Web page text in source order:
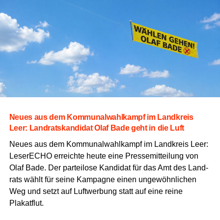
Neu­es aus dem Kom­mu­nal­wahl­kampf im Land­kreis
Leer: Land­rats­kan­di­dat Olaf Bade geht in die Luft
Neu­es aus dem Kom­mu­nal­wahl­kampf im Land­kreis Leer:
Lese­r­ECHO erreich­te heu­te eine Pres­se­mit­tei­lung von
Olaf Bade. Der par­tei­lo­se Kan­di­dat für das Amt des Land­
rats wählt für sei­ne Kam­pa­gne einen unge­wöhn­li­chen
Weg und setzt auf Luft­wer­bung statt auf eine rei­ne
Plakatflut.